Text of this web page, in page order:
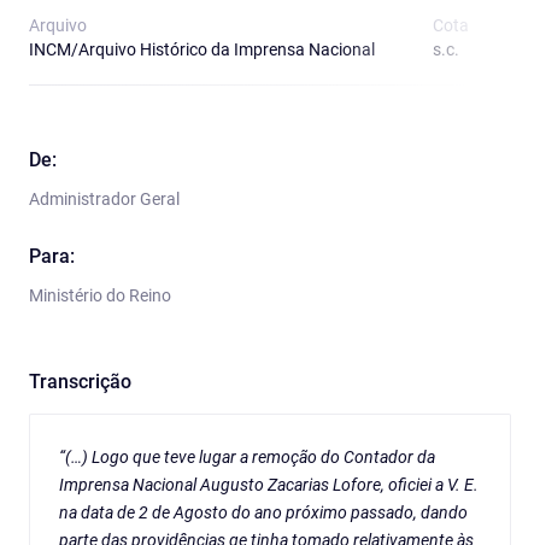
Arquivo
INCM/Arquivo Histórico da Imprensa Nacional
Cota
s.c.
De:
Administrador Geral
Para:
Ministério do Reino
Transcrição
“(…) Logo que teve lugar a remoção do Contador da
Imprensa Nacional Augusto Zacarias Lofore, oficiei a V. E.
na data de 2 de Agosto do ano próximo passado, dando
parte das providências qe tinha tomado relativamente às